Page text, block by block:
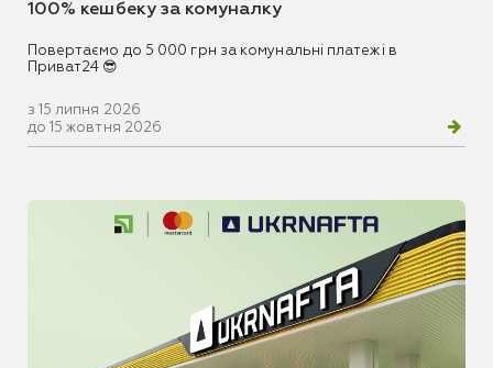
100% кешбеку за комуналку
Повертаємо до 5 000 грн за комунальні платежі в
Приват24 😎
з 15 липня 2026
до 15 жовтня 2026